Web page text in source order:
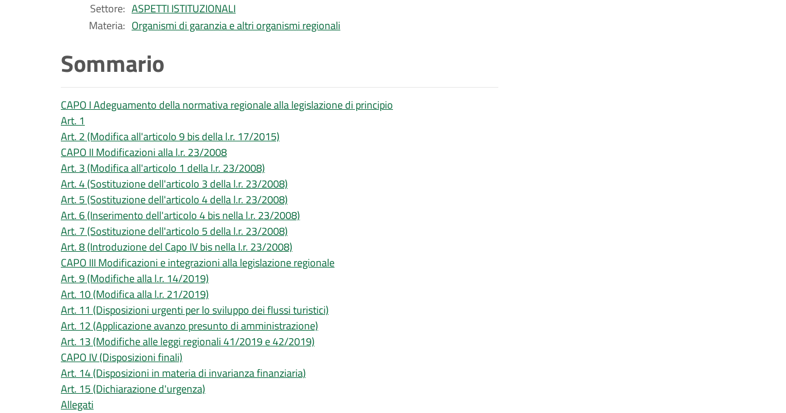
Settore: ASPETTI ISTITUZIONALI
Materia: Organismi di garanzia e altri organismi regionali
Sommario
CAPO I Adeguamento della normativa regionale alla legislazione di principio
Art. 1
Art. 2 (Modifica all'articolo 9 bis della l.r. 17/2015)
CAPO II Modificazioni alla l.r. 23/2008
Art. 3 (Modifica all'articolo 1 della l.r. 23/2008)
Art. 4 (Sostituzione dell'articolo 3 della l.r. 23/2008)
Art. 5 (Sostituzione dell'articolo 4 della l.r. 23/2008)
Art. 6 (Inserimento dell'articolo 4 bis nella l.r. 23/2008)
Art. 7 (Sostituzione dell'articolo 5 della l.r. 23/2008)
Art. 8 (Introduzione del Capo IV bis nella l.r. 23/2008)
CAPO III Modificazioni e integrazioni alla legislazione regionale
Art. 9 (Modifiche alla l.r. 14/2019)
Art. 10 (Modifica alla l.r. 21/2019)
Art. 11 (Disposizioni urgenti per lo sviluppo dei flussi turistici)
Art. 12 (Applicazione avanzo presunto di amministrazione)
Art. 13 (Modifiche alle leggi regionali 41/2019 e 42/2019)
CAPO IV (Disposizioni finali)
Art. 14 (Disposizioni in materia di invarianza finanziaria)
Art. 15 (Dichiarazione d'urgenza)
Allegati